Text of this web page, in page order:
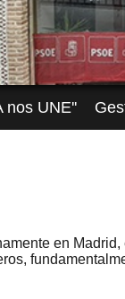
nos UNE''
en